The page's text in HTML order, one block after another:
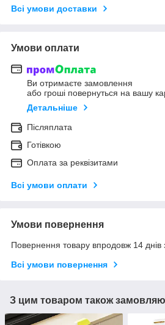
Всі умови доставки
Умови оплати
Ви отримаєте замовлення
або гроші повернуться на вашу
Детальніше
Післяплата
Готівкою
Оплата за реквізитами
Всі умови оплати
Умови повернення
Повернення товару впродовж 14 днів
Всі умови повернення
З цим товаром також